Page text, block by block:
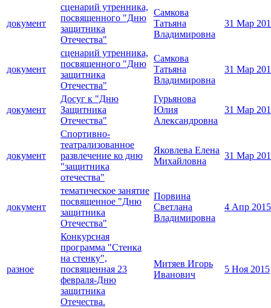
документ
сценарий утренника,
посвященного "Дню
защитника
Отечества"
Самкова
Татьяна
Владимировна
31 Мар
документ
сценарий утренника,
посвященного "Дню
защитника
Отечества"
Самкова
Татьяна
Владимировна
31 Мар
документ
Досуг к "Дню
Защитника
Отечества"
Гурьянова
Юлия
Александровна
31 Мар
документ
Спортивно-
театрализованное
развлечение ко дню
"защитника
отечества"
Яковлева Елена
Михайловна
31 Мар
документ
тематическое занятие
посвященное "Дню
защитника
Отечества"
Порвина
Светлана
Владимировна
4 Апр 2015
разное
Конкурсная
программа "Стенка
на стенку",
посвященная 23
февраля-Дню
защитника
Отечества.
Митяев Игорь
Иванович
5 Ноя 2015